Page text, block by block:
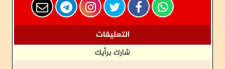
التعليقات
شارك برأيك